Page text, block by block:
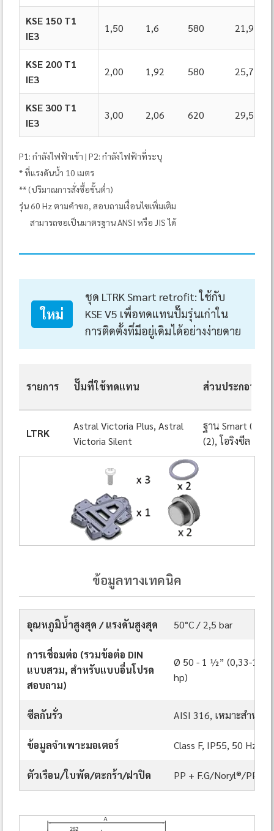
KSE 150 T1
IE3
1,50 1,6 580 21,9
KSE 200 T1
IE3
2,00 1,92 580 25,7
KSE 300 T1
IE3
3,00 2,06 620 29,5
P1: กำลังไฟฟ้าเข้า | P2: กำลังไฟฟ้าที่ระบุ
* ที่แรงดันน้ำ 10 เมตร
** (ปริมาณการสั่งซื้อขั้นต่ำ)
รุ่น 60 Hz ตามคำขอ, สอบถามเงื่อนไขเพิ่มเติม
สามารถขอเป็นมาตรฐาน ANSI หรือ JIS ได้
ใหม่
ชุด LTRK Smart retrofit: ใช้กับ
KSE V5 เพื่อทดแทนปั๊มรุ่นเก่าใน
การติดตั้งที่มีอยู่เดิมได้อย่างง่ายดาย
รายการ ปั๊มที่ใช้ทดแทน ส่วนประกอบใน
LTRK
Astral Victoria Plus, Astral
Victoria Silent
ฐาน Smart (1), ส
(2), โอริงซีล (2)
ข้อมูลทางเทคนิค
อุณหภูมิน้ำสูงสุด / แรงดันสูงสุด 50°C / 2,5 bar
การเชื่อมต่อ (รวมข้อต่อ DIN
แบบสวม, สำหรับแบบอื่นโปรด
สอบถาม)
Ø 50 - 1 ½” (0,33-1
hp)
ซีลกันรั่ว AISI 316, เหมาะสำหรับ
ข้อมูลจำเพาะมอเตอร์ Class F, IP55, 50 Hz
ตัวเรือน/ใบพัด/ตะกร้า/ฝาปิด PP + F.G/Noryl®/PP/